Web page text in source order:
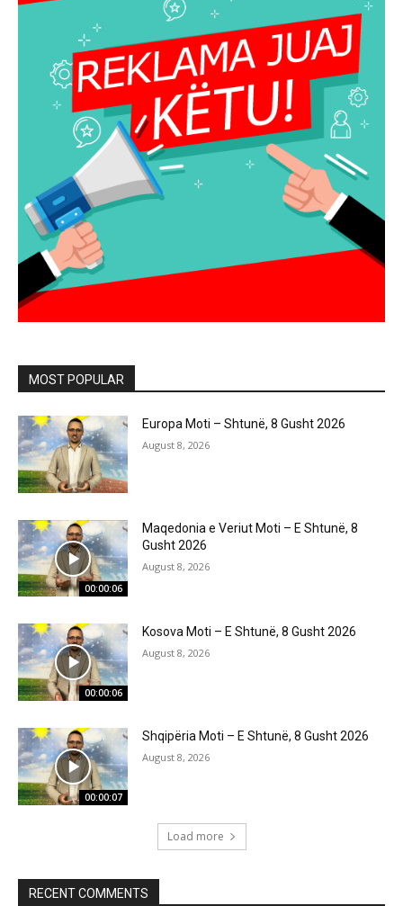
MOST POPULAR
Europa Moti – Shtunë, 8 Gusht 2026
August 8, 2026
00:00:06
Maqedonia e Veriut Moti – E Shtunë, 8
Gusht 2026
August 8, 2026
00:00:06
Kosova Moti – E Shtunë, 8 Gusht 2026
August 8, 2026
00:00:07
Shqipëria Moti – E Shtunë, 8 Gusht 2026
August 8, 2026
Load more
RECENT COMMENTS